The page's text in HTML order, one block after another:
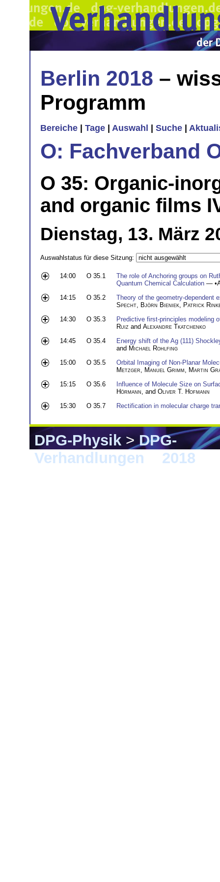
Berlin 2018 –
Programm
Bereiche Tage Auswahl Suche
O: Fachverband
O 35: Organic-
and organic films
Dienstag, 13. März
Auswahlstatus für diese Sitzung:
14:00 O 35.1
The role of Anchoring groups on
Quantum Chemical Calculation — •
14:15
O 35.2
Theory of the geometry-dependent
Specht Björn Bieniek Patrick
14:30
O 35.3
Predictive first-principles modeling
Ruiz and Alexandre Tkatchenko
14:45
O 35.4
Energy shift of the Ag (111)
and Michael Rohlfing
15:00
O 35.5
Orbital Imaging of Non-Planar
Metzger
Manuel Grimm
Martin
15:15
O 35.6
Influence of Molecule Size on
Hörmann , and Oliver T. Hofmann
15:30
O 35.7 Rectification in molecular charge
DPG-Physik>DPG-
Verhandlungen
2018